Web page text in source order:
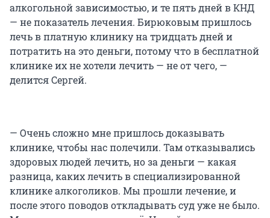
алкогольной зависимостью, и те пять дней в КНД
— не показатель лечения. Бирюковым пришлось
лечь в платную клинику на тридцать дней и
потратить на это деньги, потому что в бесплатной
клинике их не хотели лечить — не от чего, —
делится Сергей.
— Очень сложно мне пришлось доказывать
клинике, чтобы нас полечили. Там отказывались
здоровых людей лечить, но за деньги — какая
разница, каких лечить в специализированной
клинике алкоголиков. Мы прошли лечение, и
после этого поводов откладывать суд уже не было.